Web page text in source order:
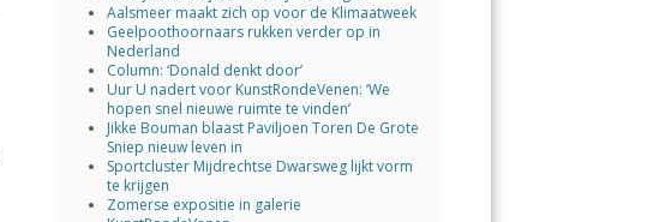
Aalsmeer maakt zich op voor de Klimaatweek
Geelpoothoornaars rukken verder op in
Nederland
Column: ‘Donald denkt door’
Uur U nadert voor KunstRondeVenen: ‘We
hopen snel nieuwe ruimte te vinden’
Jikke Bouman blaast Paviljoen Toren De Grote
Sniep nieuw leven in
Sportcluster Mijdrechtse Dwarsweg lijkt vorm
te krijgen
Zomerse expositie in galerie